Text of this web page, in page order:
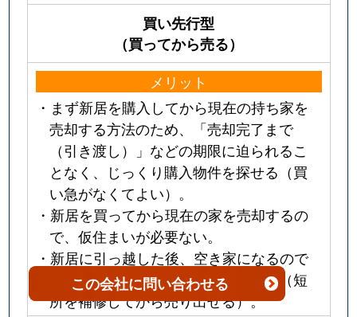
買い先行型
（買ってから売る）
メリット
・まず新居を購入してから現在の持ち家を
売却する方法のため、「売却完了まで
（引き渡し）」などの期限に迫られるこ
となく、じっくり購入物件を探せる（買
い急がなくてよい）。
・新居を買ってから現在の家を売却するの
で、仮住まいが必要ない。
・新居に引っ越した後、空き家になるので
家の全てを購入希望者に見せられる（短
所を補修してから売り出せる）。
この会社に問い合わせる